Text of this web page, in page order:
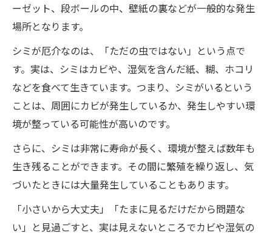
ーゼット、段ボールの中、壁紙の裏などが一般的な発生
場所となります。
シミが厄介なのは、「ただの虫ではない」という点で
す。実は、シミはカビや、湿気を含んだ紙、糊、ホコリ
などを食べて生きています。つまり、シミがいるという
ことは、周囲にカビが発生しているか、発生しやすい環
境が整っている可能性が高いのです。
さらに、シミは非常に寿命が長く、環境が整えば数年も
生き残ることができます。その間に繁殖を繰り返し、気
づいたときには大量発生していることもあります。
「小さいから大丈夫」「たまに見るだけだから問題な
い」と見過ごすと、実は見えないところでカビや湿気の